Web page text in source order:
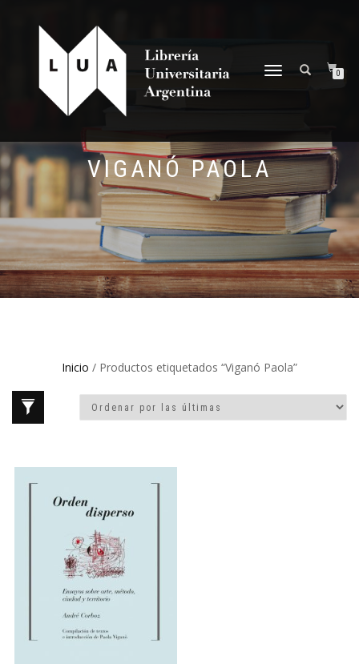
NAVEGACIÓN
0
VIGANÓ PAOLA
Inicio / Productos etiquetados “Viganó Paola”